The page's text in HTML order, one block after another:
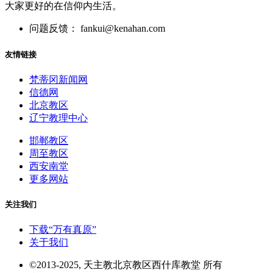
大家更好的在信仰内生活。
问题反馈： fankui@kenahan.com
友情链接
梵蒂冈新闻网
信德网
北京教区
辽宁教理中心
邯郸教区
周至教区
西安南堂
更多网站
关注我们
下载“万有真原”
关于我们
©2013-2025, 天主教北京教区西什库教堂 所有